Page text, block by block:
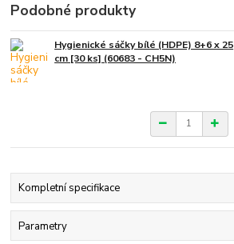
Podobné produkty
Hygienické sáčky bílé (HDPE) 8+6 x 25
cm [30 ks] (60683 - CH5N)
Kompletní specifikace
Parametry